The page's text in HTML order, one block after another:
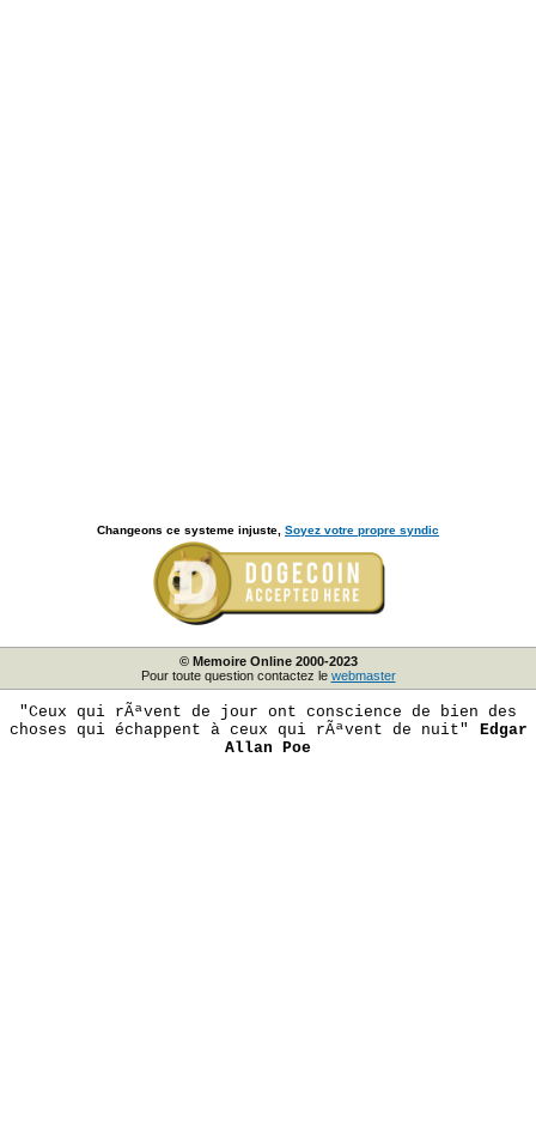
Changeons ce systeme injuste, Soyez votre propre syndic
© Memoire Online 2000-2023
Pour toute question contactez le webmaster
"Ceux qui rÃªvent de jour ont conscience de bien des
choses qui échappent à ceux qui rÃªvent de nuit"
Edgar
Allan Poe